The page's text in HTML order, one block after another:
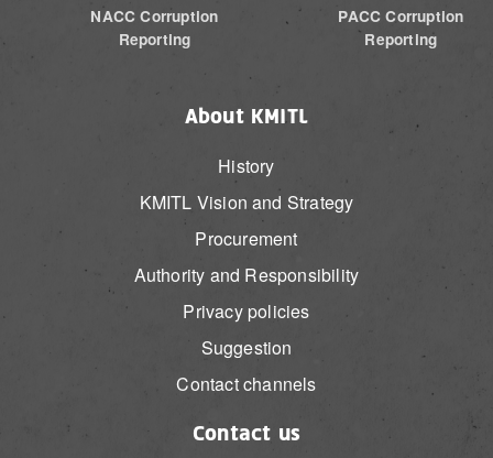
NACC Corruption
Reporting
PACC Corruption
Reporting
About KMITL
History
KMITL Vision and Strategy
Procurement
Authority and Responsibility
Privacy policies
Suggestion
Contact channels
Contact us